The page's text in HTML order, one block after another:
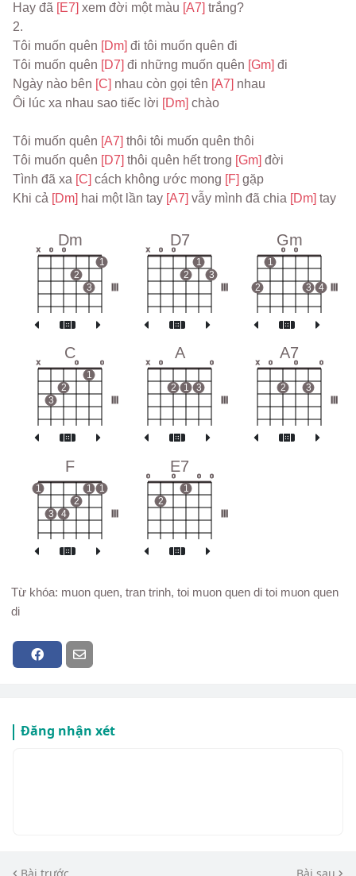
Hay đã [E7] xem đời một màu [A7] trắng?
2.
Tôi muốn quên [Dm] đi tôi muốn quên đi
Tôi muốn quên [D7] đi những muốn quên [Gm] đi
Ngày nào bên [C] nhau còn gọi tên [A7] nhau
Ôi lúc xa nhau sao tiếc lời [Dm] chào
Tôi muốn quên [A7] thôi tôi muốn quên thôi
Tôi muốn quên [D7] thôi quên hết trong [Gm] đời
Tình đã xa [C] cách không ước mong [F] gặp
Khi cả [Dm] hai một lần tay [A7] vẫy mình đã chia [Dm] tay
Dm
x o o
2
3
1
D7
x o o
2
1
3
Gm
2
1
o o
3 4
C
x
3
2
o
1
o
A
x o
2 1 3
o
A7
x o
2
o
3
o
F
1
3 4
2
1 1
E7
o
2
o
1
o o
Từ khóa: muon quen, tran trinh, toi muon quen di toi muon quen
di
Đăng nhận xét
Bài trước Bài sau